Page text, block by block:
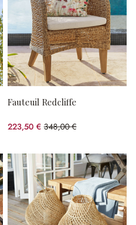
Fauteuil Redcliffe
223,50 € 348,00 €
(35.78%spared)